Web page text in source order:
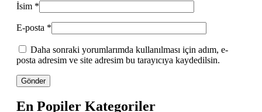
İsim *
E-posta *
Daha sonraki yorumlarımda kullanılması için adım, e-
posta adresim ve site adresim bu tarayıcıya kaydedilsin.
En Popiler Kategoriler